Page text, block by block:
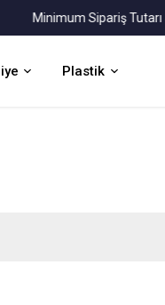
Minimum Sipariş Tutarı
Plastik